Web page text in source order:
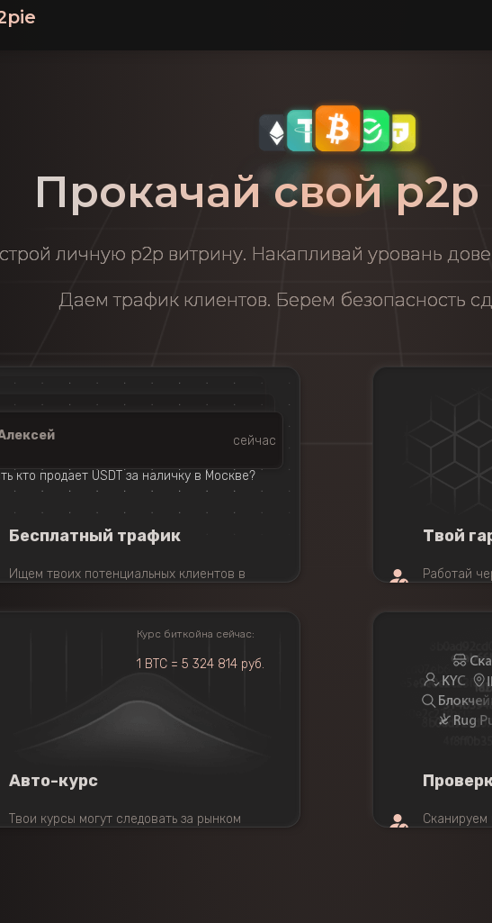
Прокачай свой
личную p2p витрину. Накапливай уровань
Даем трафик клиентов. Берем безопасность
сейчас
кто продает USDT за наличку в Москве?
Бесплатный трафик
Ищем твоих потенциальных клиентов в
Твой
Работай
Курс биткойна сейчас:
1 BTC = 5 324 814 руб.
Авто-курс
Твои курсы могут следовать за рынком
Сканируем